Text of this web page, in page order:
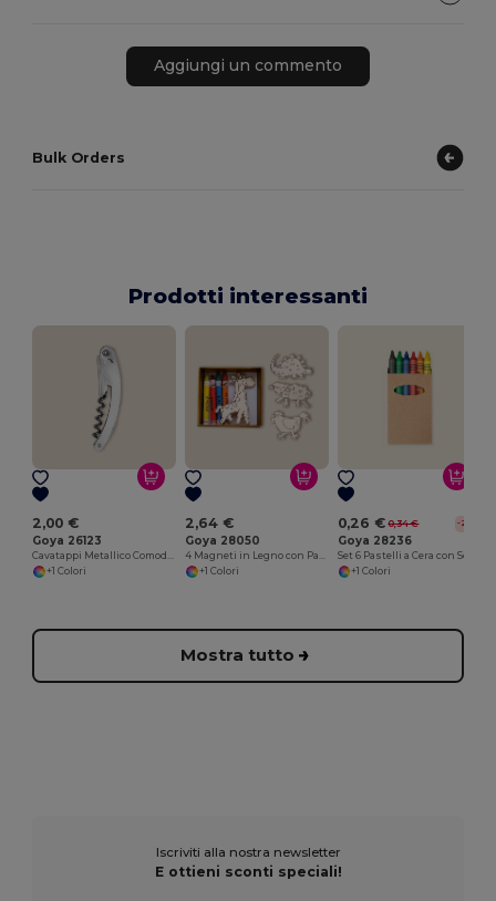
Aggiungi un commento
Bulk Orders
Prodotti interessanti
2,00 €
Goya 26123
+1 Colori
2,64 €
Goya 28050
+1 Colori
0,26 € 0,34 € -22%
Goya 28236
+1 Colori
Mostra tutto
Iscriviti alla nostra newsletter
E ottieni sconti speciali!